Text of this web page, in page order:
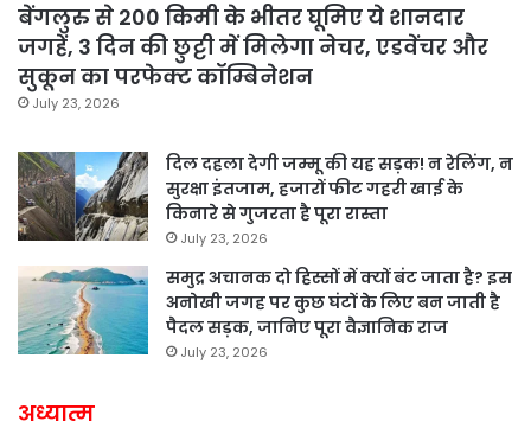
बेंगलुरु से 200 किमी के भीतर घूमिए ये शानदार
जगहें, 3 दिन की छुट्टी में मिलेगा नेचर, एडवेंचर और
सुकून का परफेक्ट कॉम्बिनेशन
July 23, 2026
दिल दहला देगी जम्मू की यह सड़क! न रेलिंग, न
सुरक्षा इंतजाम, हजारों फीट गहरी खाई के
किनारे से गुजरता है पूरा रास्ता
July 23, 2026
समुद्र अचानक दो हिस्सों में क्यों बंट जाता है? इस
अनोखी जगह पर कुछ घंटों के लिए बन जाती है
पैदल सड़क, जानिए पूरा वैज्ञानिक राज
July 23, 2026
अध्यात्म